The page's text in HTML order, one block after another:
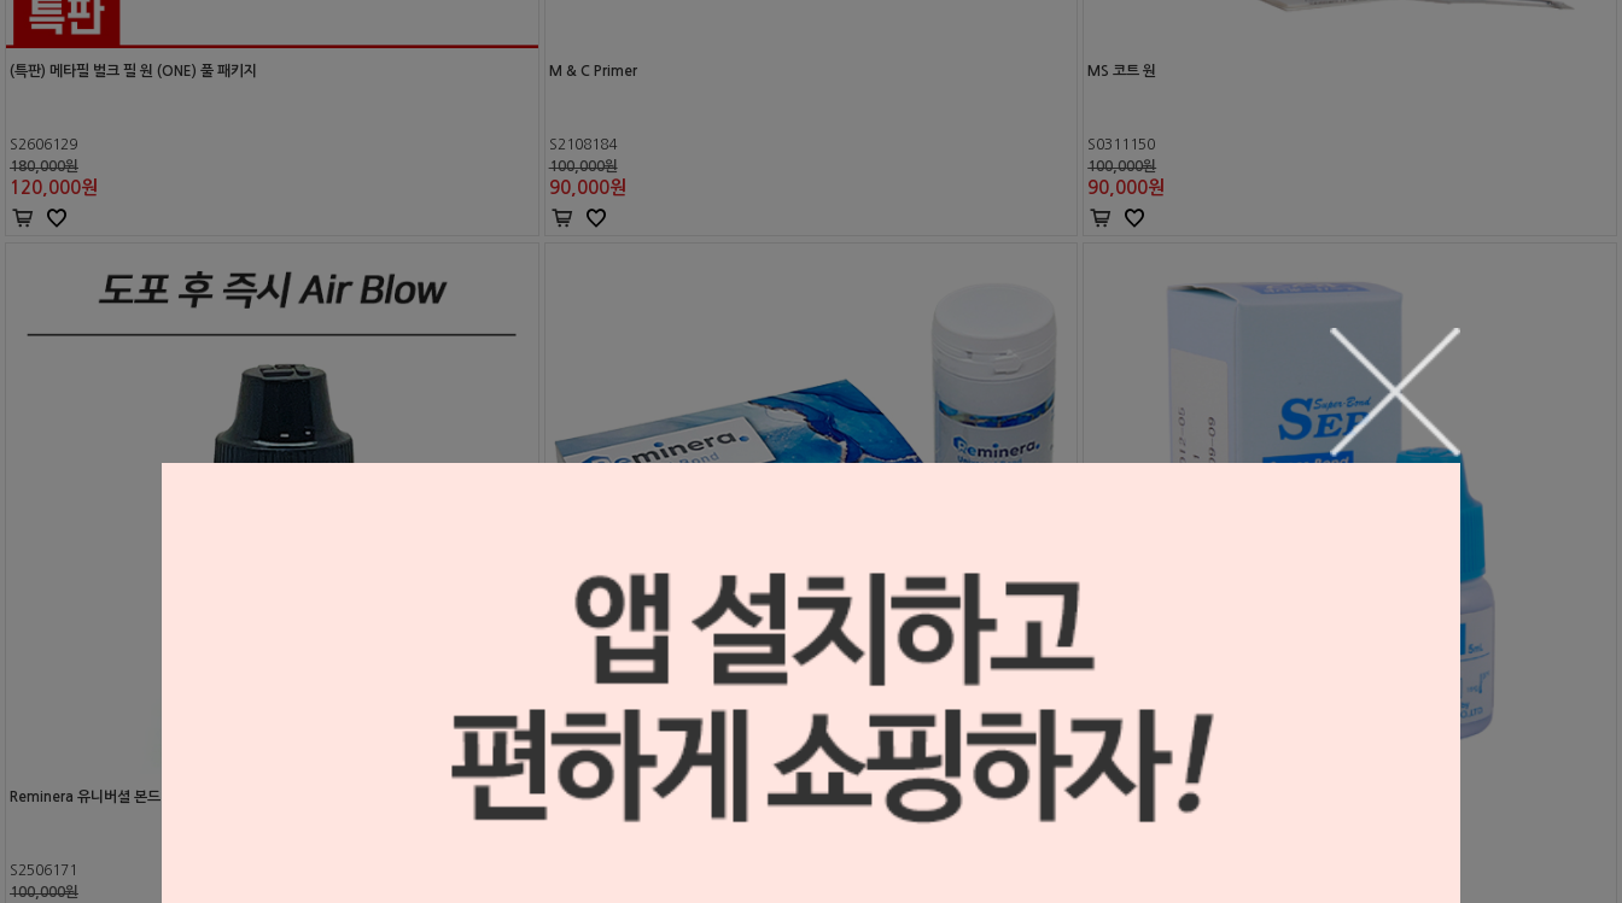
(특판) 메타필 벌크 필 원 (ONE) 풀 패키지
S2606129
180,000원
120,000원
M & C Primer
S2108184
100,000원
90,000원
MS 코트 원
S0311150
100,000원
90,000원
Reminera 유니버셜 본드
S2506171
100,000원
Reminera 유니버셜 본드 키트 SEP (수용성 레진 분리재)